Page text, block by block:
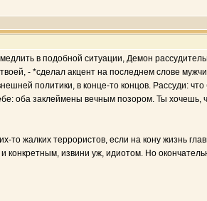
в подобной ситуации, Демон
- *сделал акцент на последнем слове
политики, в конце-то концов. Рассуди:
оба заклеймены вечным позором. Ты хочешь,
то жалких террористов, если на кону жизнь
конкретным, извини уж, идиотом. Но